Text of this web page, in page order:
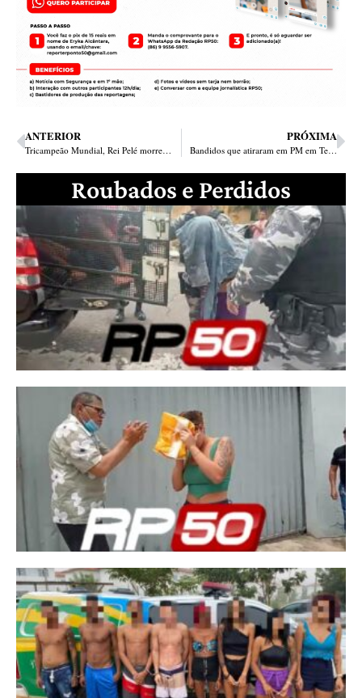
ANTERIOR
Tricampeão Mundial, Rei Pelé morre aos 82 anos
PRÓXIMA
Bandidos que atiraram em PM em Teresina são presos em Timon
Roubados e Perdidos